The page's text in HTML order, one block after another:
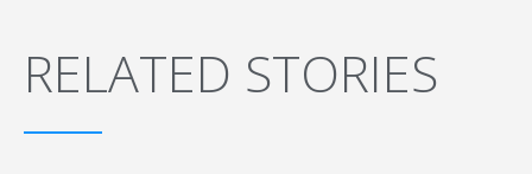
RELATED STORIES